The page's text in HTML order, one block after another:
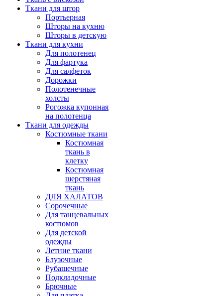
Ткани для штор
Портьерная
Шторы на кухню
Шторы в детскую
Ткани для кухни
Для полотенец
Для фартука
Для салфеток
Дорожки
Полотенечные
холсты
Рогожка купонная
на полотенца
Ткани для одежды
Костюмные ткани
Костюмная
ткань в
клетку
Костюмная
шерстяная
ткань
ДЛЯ ХАЛАТОВ
Сорочечные
Для танцевальных
костюмов
Для детской
одежды
Летние ткани
Блузочные
Рубашечные
Подкладочные
Брючные